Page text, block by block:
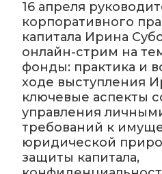
16 апреля
корпоративного
капитала Ирина
онлайн-стрим на
фонды: практика и
ходе выступления
ключевые аспекты
управления
требований к
юридической
защиты капитала,